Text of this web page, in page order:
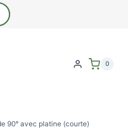
0
90° avec platine (courte)